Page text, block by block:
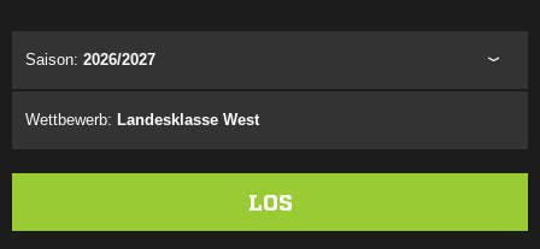
Saison: 2026/2027
Wettbewerb: Landesklasse West
LOS